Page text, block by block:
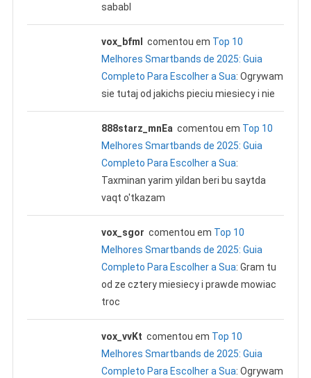
sababl
vox_bfml comentou em Top 10
Melhores Smartbands de 2025: Guia
Completo Para Escolher a Sua: Ogrywam
sie tutaj od jakichs pieciu miesiecy i nie
888starz_mnEa comentou em Top 10
Melhores Smartbands de 2025: Guia
Completo Para Escolher a Sua:
Taxminan yarim yildan beri bu saytda
vaqt o'tkazam
vox_sgor comentou em Top 10
Melhores Smartbands de 2025: Guia
Completo Para Escolher a Sua: Gram tu
od ze cztery miesiecy i prawde mowiac
troc
vox_vvKt comentou em Top 10
Melhores Smartbands de 2025: Guia
Completo Para Escolher a Sua: Ogrywam